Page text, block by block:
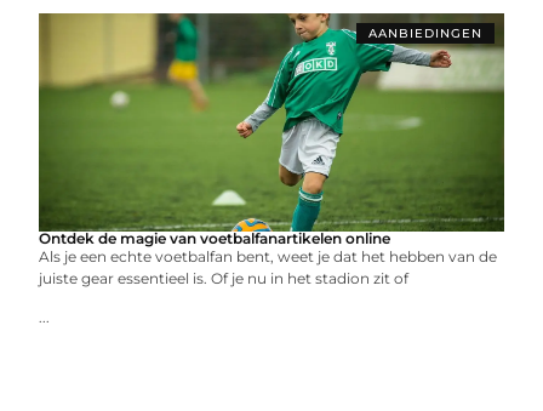
AANBIEDINGEN
Ontdek de magie van voetbalfanartikelen online
Als je een echte voetbalfan bent, weet je dat het hebben van de
juiste gear essentieel is. Of je nu in het stadion zit of
...